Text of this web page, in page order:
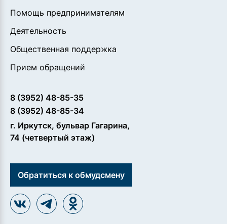
Помощь предпринимателям
Деятельность
Общественная поддержка
Прием обращений
8 (3952) 48-85-35
8 (3952) 48-85-34
г. Иркутск, бульвар Гагарина,
74 (четвертый этаж)
Обратиться к обмудсмену